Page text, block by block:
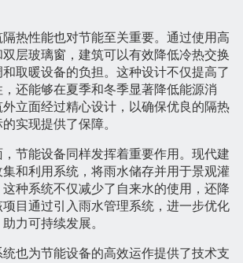
热性能也对节能至关重要。通过使用高
层玻璃窗，建筑可以有效降低冷热交换
取暖设备的负担。这种设计不仅提高了
还能够在夏季和冬季显著降低能源消
立面经过精心设计，以确保优良的隔热
实现提供了保障。
节能设备同样发挥着重要作用。现代建
和利用系统，将雨水储存并用于景观灌
种系统不仅减少了自来水的使用，还降
目通过引入雨水管理系统，进一步优化
力可持续发展。
也为节能设备的高效运作提供了技术支